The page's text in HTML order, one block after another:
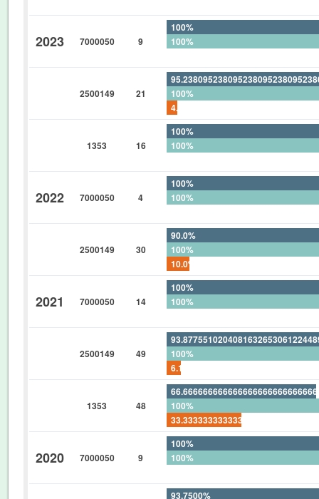
2023 7000050 9
100%
100%
2500149 21
100%
1353 16
100%
100%
2022 7000050 4
100%
100%
2500149 30
90.0%
100%
10.0%
2021 7000050 14
100%
100%
2500149 49
100%
1353 48
100%
2020 7000050 9
100%
100%
93.7500%